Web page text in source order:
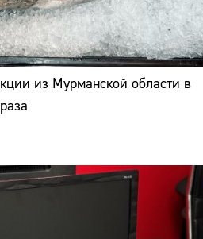
из Мурманской области в